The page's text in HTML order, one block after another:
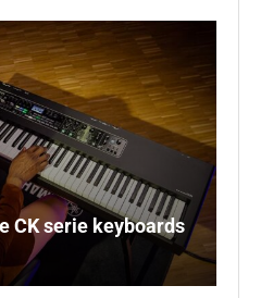
CK serie keyboards